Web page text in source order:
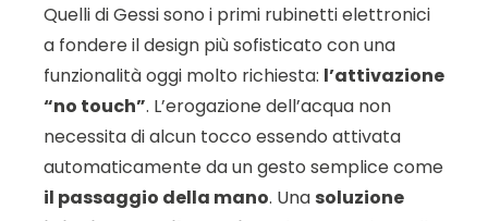
Quelli di Gessi sono i primi rubinetti elettronici
a fondere il design più sofisticato con una
funzionalità oggi molto richiesta: l’attivazione
“no touch”. L’erogazione dell’acqua non
necessita di alcun tocco essendo attivata
automaticamente da un gesto semplice come
il passaggio della mano. Una soluzione